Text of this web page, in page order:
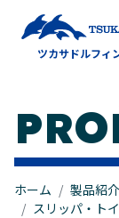
メインナビ
ツカサドルフィ
ホーム 製品紹介
スリッパ・ト